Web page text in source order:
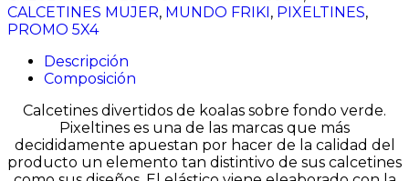
CALCETINES MUJER, MUNDO FRIKI, PIXELTINES,
PROMO 5X4
Descripción
Composición
Calcetines divertidos de koalas sobre fondo verde.
Pixeltines es una de las marcas que más
decididamente apuestan por hacer de la calidad del
producto un elemento tan distintivo de sus calcetines